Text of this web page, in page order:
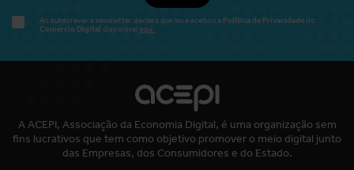
Ao subscrever a newsletter declara que leu e aceitou a Política de Privacidadedo
Comércio Digital disponível aqui.
A ACEPI, Associação da Economia Digital, é uma organização sem
fins lucrativos que tem como objetivo promover o meio digital junto
das Empresas, dos Consumidores e do Estado.